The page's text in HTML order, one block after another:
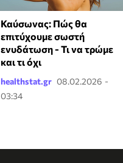
Καύσωνας: Πώς θα
επιτύχουμε σωστή
ενυδάτωση - Τι να τρώμε
και τι όχι
healthstat.gr 08.02.2026 -
03:34